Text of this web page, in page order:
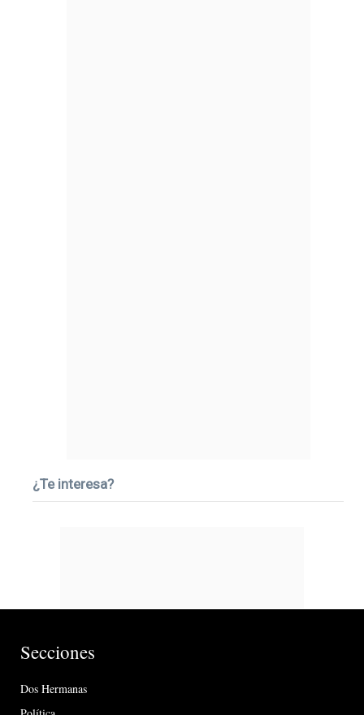
¿Te interesa?
Secciones
Dos Hermanas